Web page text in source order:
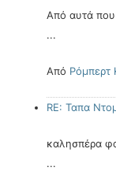
Από αυτά που
...
Από Ρόμπερτ
RE: Ταπα
καλησπέρα
...